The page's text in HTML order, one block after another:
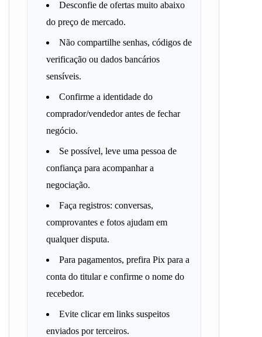
Desconfie de ofertas muito abaixo
do preço de mercado.
Não compartilhe senhas, códigos de
verificação ou dados bancários
sensíveis.
Confirme a identidade do
comprador/vendedor antes de fechar
negócio.
Se possível, leve uma pessoa de
confiança para acompanhar a
negociação.
Faça registros: conversas,
comprovantes e fotos ajudam em
qualquer disputa.
Para pagamentos, prefira Pix para a
conta do titular e confirme o nome do
recebedor.
Evite clicar em links suspeitos
enviados por terceiros.